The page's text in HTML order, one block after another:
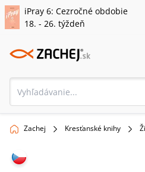
iPray 6: Cezročné obdobie
18. - 26. týždeň
Zachej Kresťanské knihy